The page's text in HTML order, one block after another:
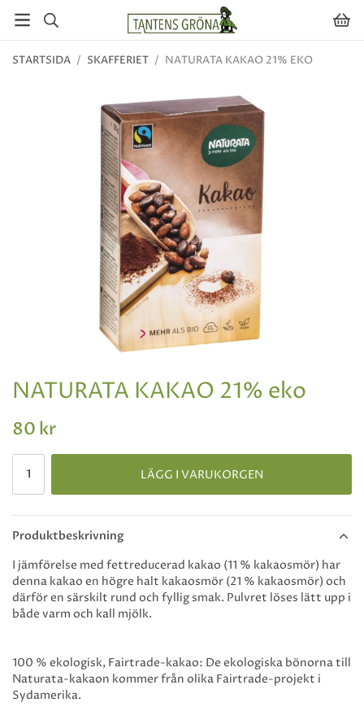
STARTSIDA / SKAFFERIET / NATURATA KAKAO 21% EKO
NATURATA KAKAO 21% eko
80 kr
LÄGG I VARUKORGEN
Produktbeskrivning
I jämförelse med fettreducerad kakao (11 % kakaosmör) har
denna kakao en högre halt kakaosmör (21 % kakaosmör) och
därför en särskilt rund och fyllig smak. Pulvret löses lätt upp i
både varm och kall mjölk.
100 % ekologisk, Fairtrade-kakao: De ekologiska bönorna till
Naturata-kakaon kommer från olika Fairtrade-projekt i
Sydamerika.